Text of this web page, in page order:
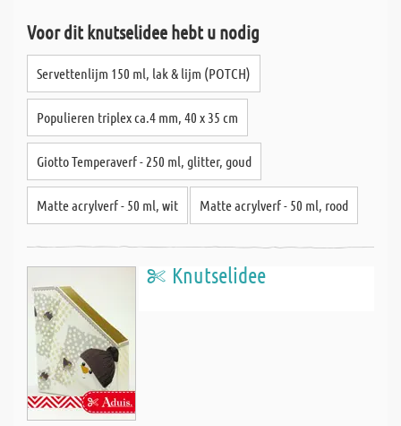
Voor dit knutselidee hebt u nodig
Servettenlijm 150 ml, lak & lijm (POTCH)
Populieren triplex ca.4 mm, 40 x 35 cm
Giotto Temperaverf - 250 ml, glitter, goud
Matte acrylverf - 50 ml, wit Matte acrylverf - 50 ml, rood
Knutselidee